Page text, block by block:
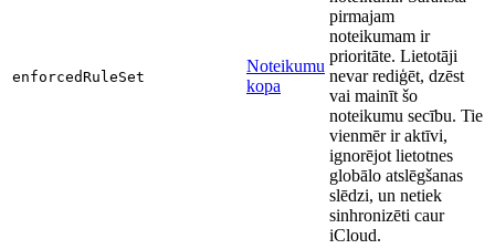
enforcedRuleSet
Noteikumu
kopa
pirmajam
noteikumam ir
prioritāte. Lietotāji
nevar rediģēt, dzēst
vai mainīt šo
noteikumu secību. Tie
vienmēr ir aktīvi,
ignorējot lietotnes
globālo atslēgšanas
slēdzi, un netiek
sinhronizēti caur
iCloud.